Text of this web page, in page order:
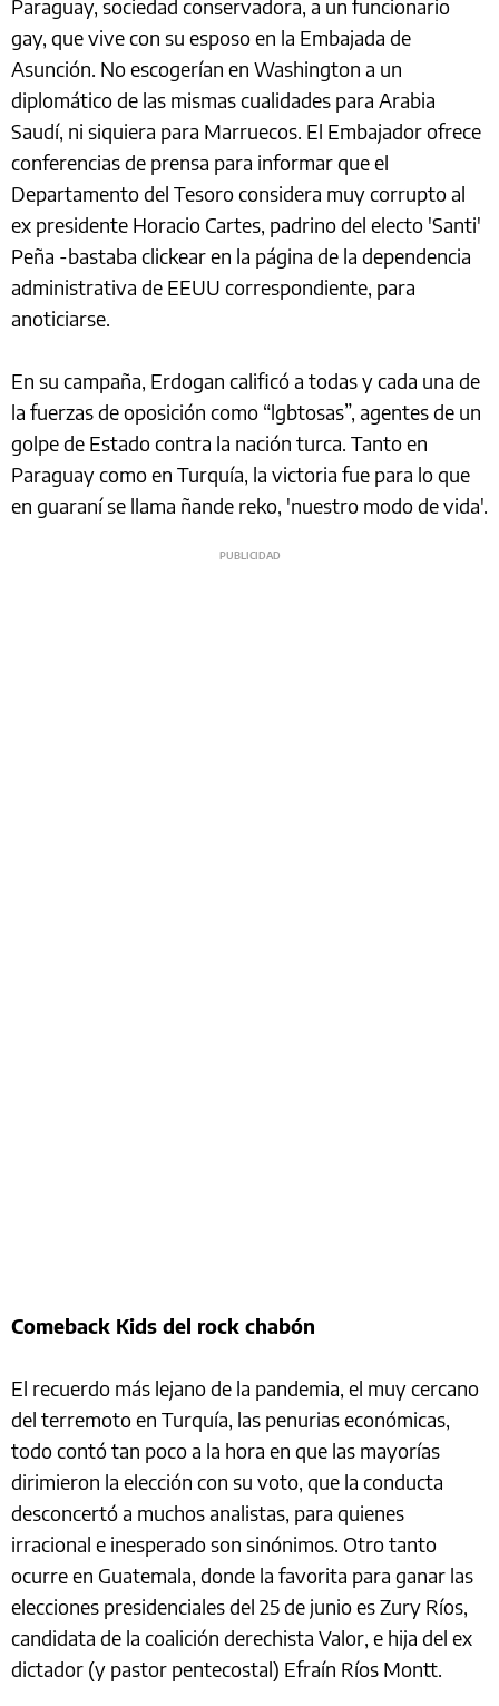
Paraguay, sociedad conservadora, a un funcionario
gay, que vive con su esposo en la Embajada de
Asunción. No escogerían en Washington a un
diplomático de las mismas cualidades para Arabia
Saudí, ni siquiera para Marruecos. El Embajador ofrece
conferencias de prensa para informar que el
Departamento del Tesoro considera muy corrupto al
ex presidente Horacio Cartes, padrino del electo 'Santi'
Peña -bastaba clickear en la página de la dependencia
administrativa de EEUU correspondiente, para
anoticiarse.
En su campaña, Erdogan calificó a todas y cada una de
la fuerzas de oposición como “lgbtosas”, agentes de un
golpe de Estado contra la nación turca. Tanto en
Paraguay como en Turquía, la victoria fue para lo que
en guaraní se llama ñande reko, 'nuestro modo de vida'.
Comeback Kids del rock chabón
El recuerdo más lejano de la pandemia, el muy cercano
del terremoto en Turquía, las penurias económicas,
todo contó tan poco a la hora en que las mayorías
dirimieron la elección con su voto, que la conducta
desconcertó a muchos analistas, para quienes
irracional e inesperado son sinónimos. Otro tanto
ocurre en Guatemala, donde la favorita para ganar las
elecciones presidenciales del 25 de junio es Zury Ríos,
candidata de la coalición derechista Valor, e hija del ex
dictador (y pastor pentecostal) Efraín Ríos Montt.